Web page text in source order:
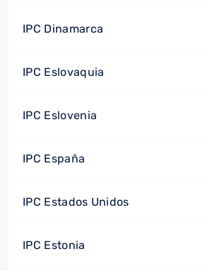
IPC Dinamarca
IPC Eslovaquia
IPC Eslovenia
IPC España
IPC Estados Unidos
IPC Estonia